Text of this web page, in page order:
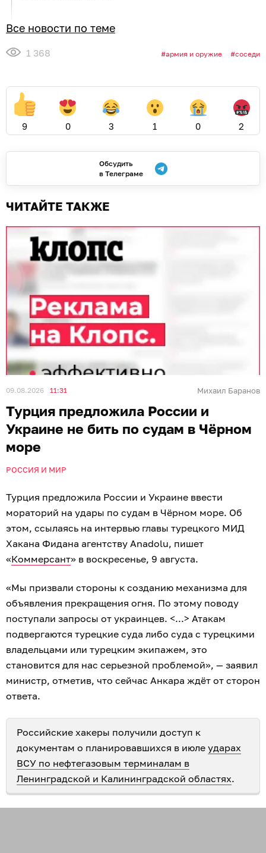
Все новости по теме
1 368 армия и оружие соседи
9 0 3 1 0 2
Обсудить
в Телеграме
ЧИТАЙТЕ ТАКЖЕ
09.08.2026 11:31 Михаил Баранов
Турция предложила России и
Украине не бить по судам в Чёрном
море
РОССИЯ И МИР
Турция предложила России и Украине ввести
мораторий на удары по судам в Чёрном море. Об
этом, ссылаясь на интервью главы турецкого МИД
Хакана Фидана агентству Anadolu, пишет
«Коммерсант» в воскресенье, 9 августа.
«Мы призвали стороны к созданию механизма для
объявления прекращения огня. По этому поводу
поступали запросы от украинцев. <...> Атакам
подвергаются турецкие суда либо суда с турецкими
владельцами или турецким экипажем, это
становится для нас серьезной проблемой», — заявил
министр, отметив, что сейчас Анкара ждёт от сторон
ответа.
Российские хакеры получили доступ к
документам о планировавшихся в июле ударах
ВСУ по нефтегазовым терминалам в
Ленинградской и Калининградской областях.